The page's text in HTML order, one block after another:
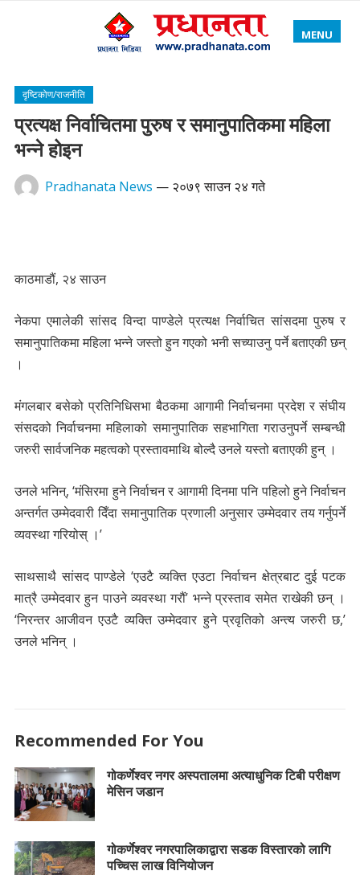
MENU
दृष्टिकोण/राजनीति
प्रत्यक्ष निर्वाचितमा पुरुष र समानुपातिकमा महिला
भन्ने होइन
Pradhanata News — २०७९ साउन २४ गते
काठमाडौं, २४ साउन
नेकपा एमालेकी सांसद विन्दा पाण्डेले प्रत्यक्ष निर्वाचित सांसदमा पुरुष र
समानुपातिकमा महिला भन्ने जस्तो हुन गएको भनी सच्याउनु पर्ने बताएकी छन्
।
मंगलबार बसेको प्रतिनिधिसभा बैठकमा आगामी निर्वाचनमा प्रदेश र संघीय
संसदको निर्वाचनमा महिलाको समानुपातिक सहभागिता गराउनुपर्ने सम्बन्धी
जरुरी सार्वजनिक महत्वको प्रस्तावमाथि बोल्दै उनले यस्तो बताएकी हुन् ।
उनले भनिन्, ‘मंसिरमा हुने निर्वाचन र आगामी दिनमा पनि पहिलो हुने निर्वाचन
अन्तर्गत उम्मेदवारी दिँदा समानुपातिक प्रणाली अनुसार उम्मेदवार तय गर्नुपर्ने
व्यवस्था गरियोस् ।’
साथसाथै सांसद पाण्डेले ‘एउटै व्यक्ति एउटा निर्वाचन क्षेत्रबाट दुई पटक
मात्रै उम्मेदवार हुन पाउने व्यवस्था गरौं’ भन्ने प्रस्ताव समेत राखेकी छन् ।
‘निरन्तर आजीवन एउटै व्यक्ति उम्मेदवार हुने प्रवृतिको अन्त्य जरुरी छ,’
उनले भनिन् ।
Recommended For You
गोकर्णेश्वर नगर अस्पतालमा अत्याधुनिक टिबी परीक्षण
मेसिन जडान
गोकर्णेश्वर नगरपालिकाद्वारा सडक विस्तारको लागि
पच्चिस लाख विनियोजन